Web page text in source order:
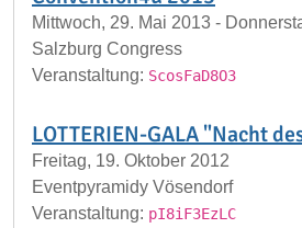
Mittwoch, 29. Mai 2013 -
Salzburg Congress
Veranstaltung: ScosFaD8O3
LOTTERIEN-GALA "Nacht
Freitag, 19. Oktober 2012
Eventpyramidy Vösendorf
Veranstaltung: pI8iF3EzLC